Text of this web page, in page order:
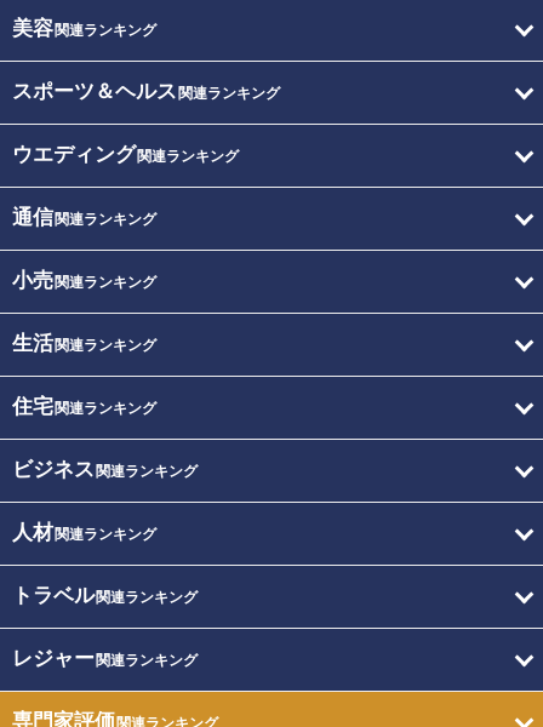
美容関連ランキング
スポーツ＆ヘルス 関連ランキング
ウエディング関連ランキング
通信関連ランキング
小売関連ランキング
生活関連ランキング
住宅関連ランキング
ビジネス 関連ランキング
人材関連ランキング
トラベル関連ランキング
レジャー関連ランキング
専門家評価関連ランキング